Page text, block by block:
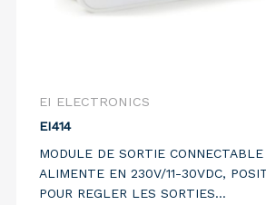
EI ELECTRONICS
EI414
MODULE DE SORTIE
ALIMENTE EN 230V/11-30VDC,
POUR REGLER LES SORTIES